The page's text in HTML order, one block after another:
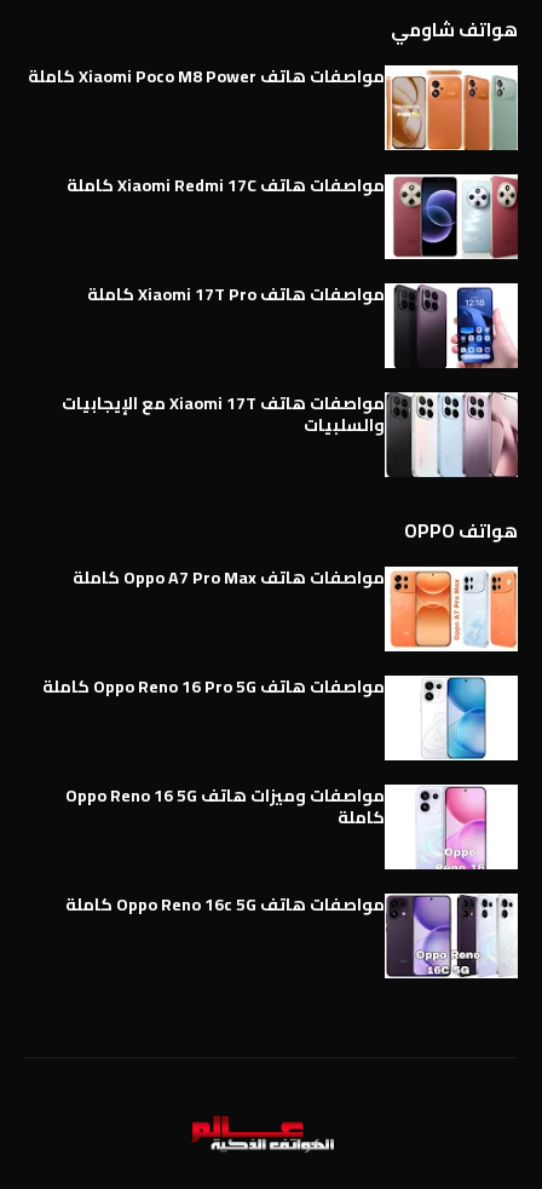
هواتف شاومي
مواصفات هاتف Xiaomi Poco M8 Power كاملة
مواصفات هاتف Xiaomi Redmi 17C كاملة
مواصفات هاتف Xiaomi 17T Pro كاملة
مواصفات هاتف Xiaomi 17T مع الإيجابيات
والسلبيات
هواتف OPPO
مواصفات هاتف Oppo A7 Pro Max كاملة
مواصفات هاتف Oppo Reno 16 Pro 5G كاملة
مواصفات وميزات هاتف Oppo Reno 16 5G
كاملة
مواصفات هاتف Oppo Reno 16c 5G كاملة